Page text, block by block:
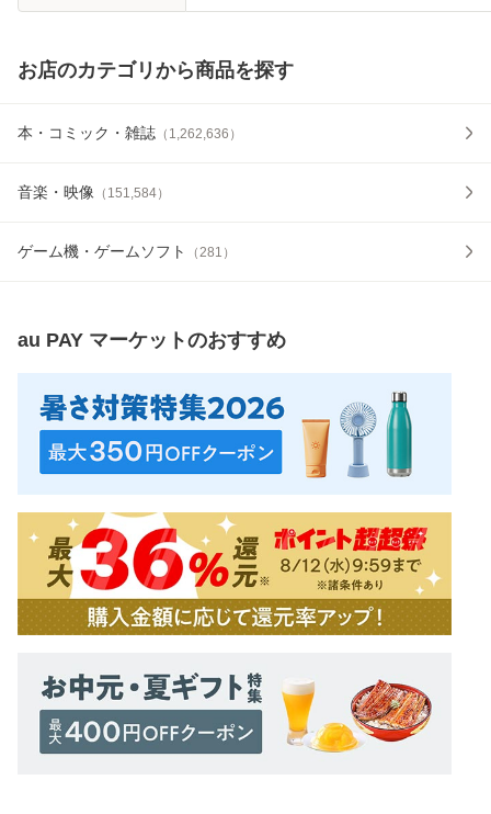
お店のカテゴリから商品を探す
本・コミック・雑誌 （ 1,262,636 ）
音楽・映像 （ 151,584）
ゲーム機・ゲームソフト （281 ）
au PAY マーケットのおすすめ